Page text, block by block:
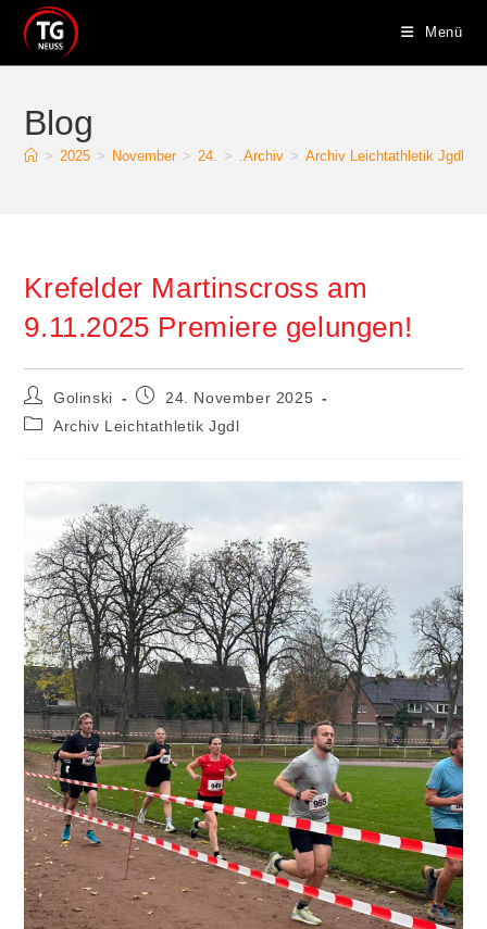
Inhalt
springen
Menü
Blog
> 2025 > November > 24. > .Archiv > Archiv Leichtathletik Jgdl
Krefelder Martinscross am
9.11.2025 Premiere gelungen!
Beitrags-
Autor:
Golinski
Beitrag24. November 2025
Beitrags-
Archiv Leichtathletik Jgdl